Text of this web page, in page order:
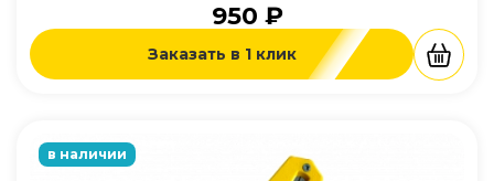
950 ₽
Заказать в 1 клик
в наличии